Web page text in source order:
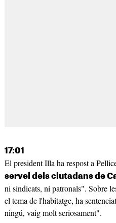
17:01
El president Illa ha respost a
servei dels ciutadans de
ni sindicats, ni patronals". Sobre
el tema de l'habitatge, ha
ningú, vaig molt seriosament".